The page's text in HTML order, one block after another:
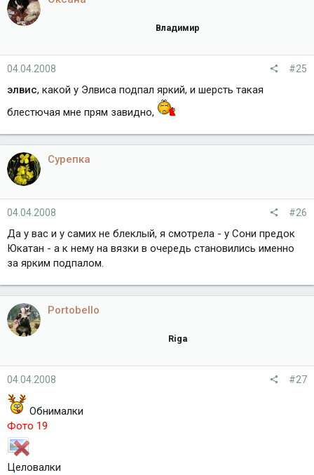
Владимир
04.04.2008 #25
элвис, какой у Элвиса подпал яркий, и шерсть такая
блестючая мне прям завидно,
Сурепка
04.04.2008 #26
Да у вас и у самих не блеклый, я смотрела - у Сони предок
Юкатан - а к нему на вязки в очередь становились именно
за ярким подпалом.
Portobello
Riga
04.04.2008 #27
Обнималки
Фото 19
Целовалки